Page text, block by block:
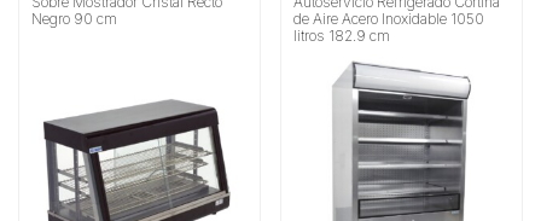
Negro 90 cm
de Aire Acero Inoxidable 1050
litros 182.9 cm